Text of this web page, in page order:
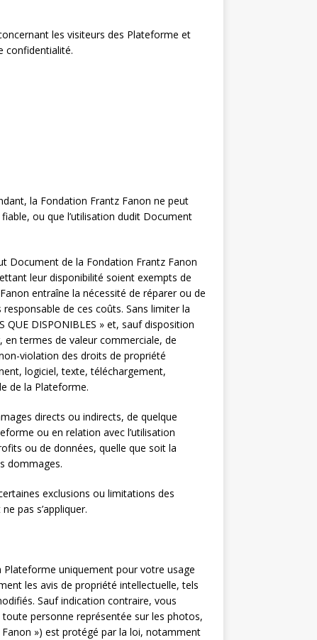
les visiteurs des Plateforme et
confidentialité.
la Fondation Frantz Fanon ne peut
ou que l’utilisation dudit Document
Document de la Fondation Frantz Fanon
leur disponibilité soient exempts de
entraîne la nécessité de réparer ou de
de ces coûts. Sans limiter la
DISPONIBLES » et, sauf disposition
en termes de valeur commerciale, de
violation des droits de propriété
logiciel, texte, téléchargement,
de la Plateforme.
directs ou indirects, de quelque
ou en relation avec l’utilisation
ou de données, quelle que soit la
dommages.
exclusions ou limitations des
pas s’appliquer.
uniquement pour votre usage
les avis de propriété intellectuelle, tels
Sauf indication contraire, vous
personne représentée sur les photos,
») est protégé par la loi, notamment